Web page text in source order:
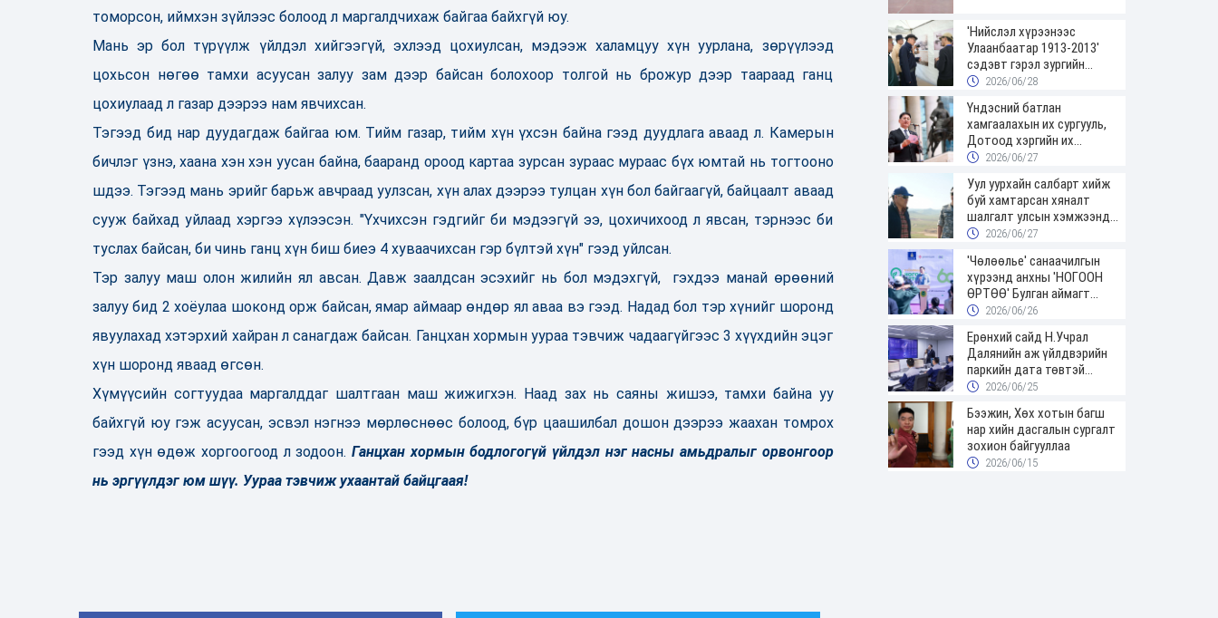
томорсон, иймхэн зүйлээс болоод л маргалдчихаж байгаа байхгүй юу.
Мань эр бол түрүүлж үйлдэл хийгээгүй, эхлээд цохиулсан, мэдээж халамцуу хүн уурлана, зөрүүлээд
цохьсон нөгөө тамхи асуусан залуу зам дээр байсан болохоор толгой нь брожур дээр таараад ганц
цохиулаад л газар дээрээ нам явчихсан.
Тэгээд бид нар дуудагдаж байгаа юм. Тийм газар, тийм хүн үхсэн байна гээд дуудлага аваад л. Камерын
бичлэг үзнэ, хаана хэн хэн уусан байна, бааранд ороод картаа зурсан зураас мураас бүх юмтай нь тогтооно
шдээ. Тэгээд мань эрийг барьж авчраад уулзсан, хүн алах дээрээ тулцан хүн бол байгаагүй, байцаалт аваад
сууж байхад уйлаад хэргээ хүлээсэн. "Үхчихсэн гэдгийг би мэдээгүй ээ, цохичихоод л явсан, тэрнээс би
туслах байсан, би чинь ганц хүн биш биеэ 4 хуваачихсан гэр бүлтэй хүн" гээд уйлсан.
Тэр залуу маш олон жилийн ял авсан. Давж заалдсан эсэхийг нь бол мэдэхгүй, гэхдээ манай өрөөний
залуу бид 2 хоёулаа шоконд орж байсан, ямар аймаар өндөр ял аваа вэ гээд. Надад бол тэр хүнийг шоронд
явуулахад хэтэрхий хайран л санагдаж байсан. Ганцхан хормын уураа тэвчиж чадаагүйгээс 3 хүүхдийн эцэг
хүн шоронд яваад өгсөн.
Хүмүүсийн согтуудаа маргалддаг шалтгаан маш жижигхэн. Наад зах нь саяны жишээ, тамхи байна уу
байхгүй юу гэж асуусан, эсвэл нэгнээ мөрлөснөөс болоод, бүр цаашилбал дошон дээрээ жаахан томрох
гээд хүн өдөж хоргоогоод л зодоон. Ганцхан хормын бодлогогүй үйлдэл нэг насны амьдралыг орвонгоор
нь эргүүлдэг юм шүү. Уураа тэвчиж ухаантай байцгаая!
'Нийслэл хүрээнээс
Улаанбаатар 1913-2013'
сэдэвт гэрэл зургийн
үзэсгэлэнгээр зочиллоо
2026/06/28
Үндэсний батлан
хамгаалахын их сургууль,
Дотоод хэргийн их
сургуулийн төгсөгчид
авлаа
2026/06/27
Уул уурхайн салбарт хийж
буй хамтарсан хяналт
шалгалт улсын хэмжээнд
үргэлжилж байна
2026/06/27
'Чөлөөлье' санаачилгын
хүрээнд анхны 'НОГООН
ӨРТӨӨ' Булган аймагт
нээгдлээ
2026/06/26
Ерөнхий сайд Н.Учрал
Далянийн аж үйлдвэрийн
паркийн дата төвтэй
танилцав
2026/06/25
Бээжин, Хөх хотын багш
нар хийн дасгалын сургалт
зохион байгууллаа
2026/06/15